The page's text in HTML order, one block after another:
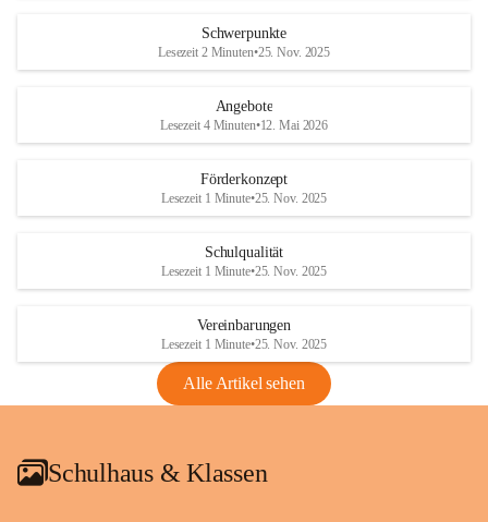
Schwerpunkte
Lesezeit 2 Minuten•25. Nov. 2025
Angebote
Lesezeit 4 Minuten•12. Mai 2026
Förderkonzept
Lesezeit 1 Minute•25. Nov. 2025
Schulqualität
Lesezeit 1 Minute•25. Nov. 2025
Vereinbarungen
Lesezeit 1 Minute•25. Nov. 2025
Alle Artikel sehen
Schulhaus & Klassen